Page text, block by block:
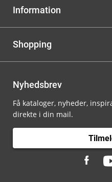
Information
Shopping
Nyhedsbrev
Få kataloger, nyheder,
direkte i din mail.